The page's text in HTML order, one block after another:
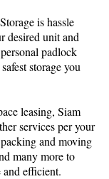
is hassle
desired unit and
padlock
storage you
leasing, Siam
services per your
and moving
many more to
and efficient.